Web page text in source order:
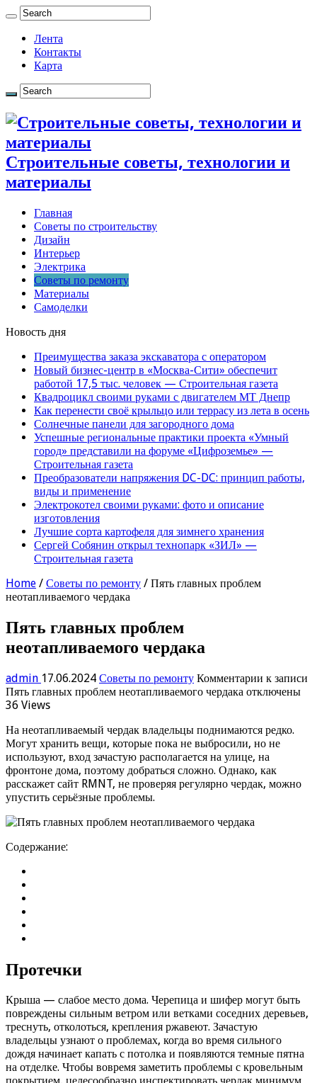
Лента
Контакты
Карта
Строительные советы, технологии и
материалы
Главная
Советы по строительству
Дизайн
Интерьер
Электрика
Советы по ремонту
Материалы
Самоделки
Новость дня
Преимущества заказа экскаватора с оператором
Новый бизнес-центр в «Москва-Сити» обеспечит
работой 17,5 тыс. человек — Строительная газета
Квадроцикл своими руками с двигателем МТ Днепр
Как перенести своё крыльцо или террасу из лета в осень
Солнечные панели для загородного дома
Успешные региональные практики проекта «Умный
город» представили на форуме «Цифроземье» —
Строительная газета
Преобразователи напряжения DC-DC: принцип работы,
виды и применение
Электрокотел своими руками: фото и описание
изготовления
Лучшие сорта картофеля для зимнего хранения
Сергей Собянин открыл технопарк «ЗИЛ» —
Строительная газета
Home / Советы по ремонту / Пять главных проблем
неотапливаемого чердака
Пять главных проблем
неотапливаемого чердака
admin 17.06.2024 Советы по ремонту Комментарии к записи
Пять главных проблем неотапливаемого чердака отключены
36 Views
На неотапливаемый чердак владельцы поднимаются редко.
Могут хранить вещи, которые пока не выбросили, но не
используют, вход зачастую располагается на улице, на
фронтоне дома, поэтому добраться сложно. Однако, как
расскажет сайт RMNT, не проверяя регулярно чердак, можно
упустить серьёзные проблемы.
Содержание:
Протечки
Крыша — слабое место дома. Черепица и шифер могут быть
повреждены сильным ветром или ветками соседних деревьев,
треснуть, отколоться, крепления ржавеют. Зачастую
владельцы узнают о проблемах, когда во время сильного
дождя начинает капать с потолка и появляются темные пятна
на отделке. Чтобы вовремя заметить проблемы с кровельным